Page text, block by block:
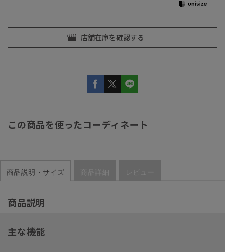
この商品を使ったコーディネート
商品説明・サイズ 商品詳細 レビュー
商品説明
主な機能